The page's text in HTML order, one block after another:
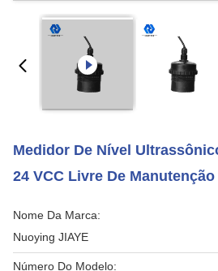
Medidor De Nível
24 VCC Livre De Manutenção
Nome Da Marca:
Nuoying JIAYE
Número Do Modelo: